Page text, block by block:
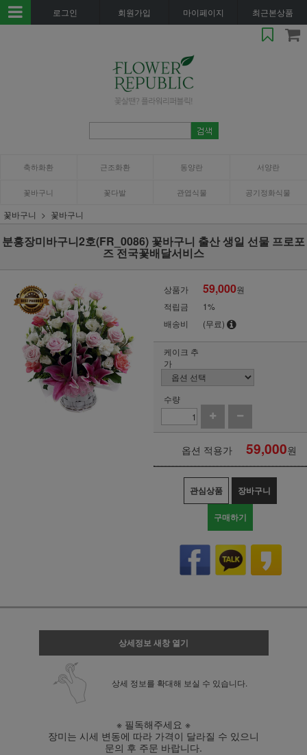
로그인 회원가입 마이페이지 최근본상품
축하화환 근조화환 동양란 서양란
꽃바구니 꽃다발 관엽식물 공기정화식물
꽃바구니 꽃바구니
분홍장미바구니2호(FR_0086) 꽃바구니 출산 생일 선물 프로포
즈 전국꽃배달서비스
상품가 59,000원
적립금
1%
배송비
(무료)
케이크 추
가
수량
옵션 적용가 59,000원
관심상품 장바구니
구매하기
상세정보 새창 열기
상세 정보를 확대해 보실 수 있습니다.
※ 필독해주세요 ※
장미는 시세 변동에 따라 가격이 달라질 수 있으니
문의 후 주문 바랍니다.